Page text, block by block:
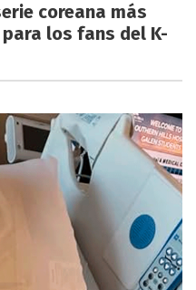
coreana más
los fans del K-